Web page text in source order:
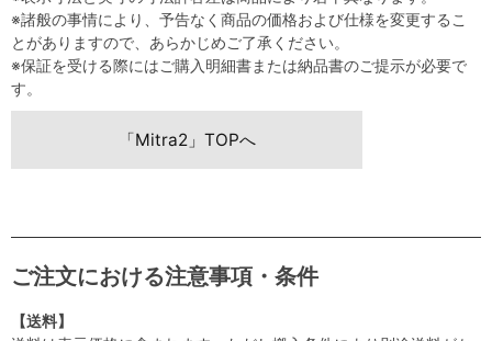
※諸般の事情により、予告なく商品の価格および仕様を変更するこ
とがありますので、あらかじめご了承ください。
※保証を受ける際にはご購入明細書または納品書のご提示が必要で
す。
「Mitra2」TOPへ
ご注文における注意事項・条件
【送料】